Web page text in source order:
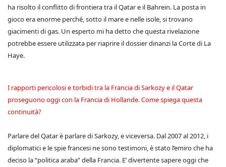
ha risolto il conflitto di frontiera tra il Qatar e il Bahrein. La posta in
gioco era enorme perché, sotto il mare e nelle isole, si trovano
giacimenti di gas. Un esperto mi ha detto che questa rivelazione
potrebbe essere utilizzata per riaprire il dossier dinanzi la Corte di La
Haye.
I rapporti pericolosi e torbidi tra la Francia di Sarkozy e il Qatar
proseguono oggi con la Francia di Hollande. Come spiega questa
continuità?
Parlare del Qatar è parlare di Sarkozy, e viceversa. Dal 2007 al 2012, i
diplomatici e le spie francesi ne sono testimoni, è stato l’emiro che ha
deciso la “politica araba” della Francia. E’ divertente sapere oggi che